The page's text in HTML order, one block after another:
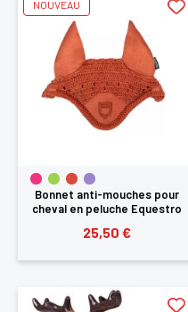
Bonnet anti-mouches pour
cheval en peluche Equestro
25,50 €
NOUVEAU